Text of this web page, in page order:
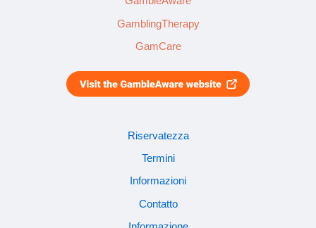
GamblingTherapy
GamCare
Riservatezza
Termini
Informazioni
Contatto